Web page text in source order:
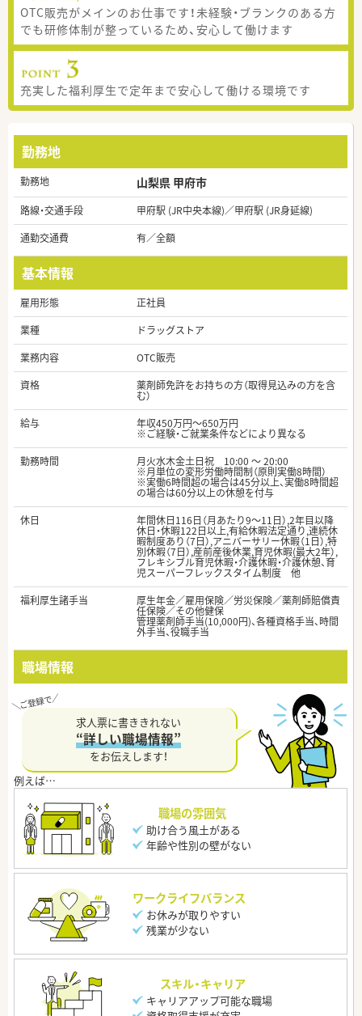
OTC販売がメインのお仕事です！未経験・ブランクのある方
でも研修体制が整っているため、安心して働けます
充実した福利厚生で定年まで安心して働ける環境です
勤務地
勤務地 山梨県 甲府市
路線・交通手段
甲府駅 (JR中央本線)／甲府駅 (JR身延線)
通勤交通費
有／全額
基本情報
雇用形態
正社員
業種
ドラッグストア
業務内容
OTC販売
資格
薬剤師免許をお持ちの方（取得見込みの方を含
む）
給与
年収450万円～650万円
※ご経験・ご就業条件などにより異なる
勤務時間
月火水木金土日祝 10:00 ～ 20:00
※月単位の変形労働時間制（原則実働8時間）
※実働6時間超の場合は45分以上、実働8時間超
の場合は60分以上の休憩を付与
休日
年間休日116日（月あたり9～11日）,2年目以降
休日・休暇122日以上,有給休暇法定通り,連続休
暇制度あり（7日）,アニバーサリー休暇（1日）,特
別休暇（7日）,産前産後休業,育児休暇(最大2年）,
フレキシブル育児休暇・介護休暇・介護休憩、育
児スーパーフレックスタイム制度 他
福利厚生諸手当
厚生年金／雇用保険／労災保険／薬剤師賠償責
任保険／その他健保
管理薬剤師手当(10,000円)、各種資格手当、時間
外手当、役職手当
職場情報
求人票に書ききれない
“詳しい職場情報”
をお伝えします！
職場の雰囲気
助け合う風土がある
年齢や性別の壁がない
ワークライフバランス
お休みが取りやすい
残業が少ない
スキル・キャリア
キャリアアップ可能な職場